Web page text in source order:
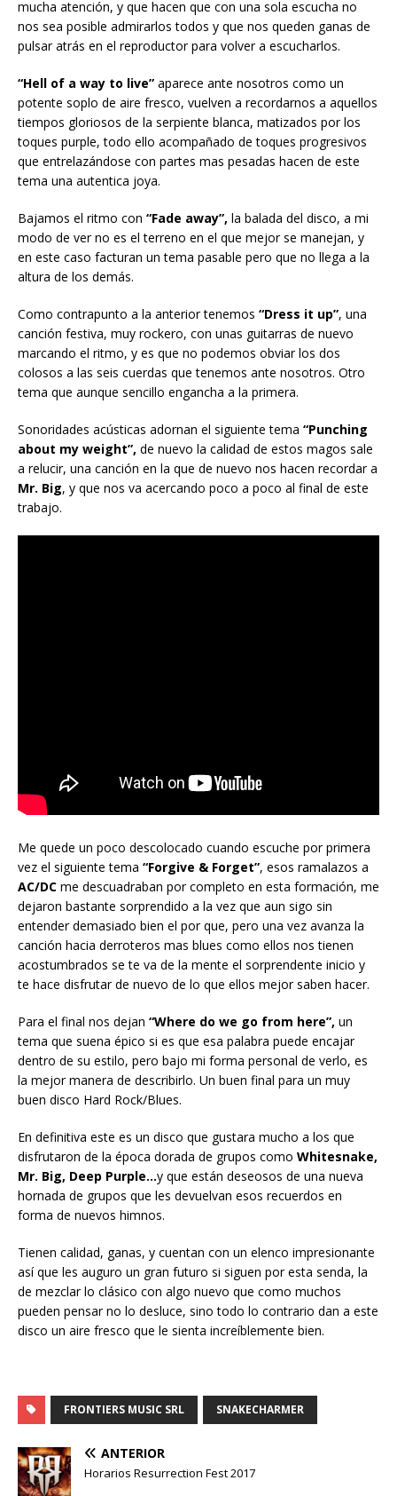
mucha atención, y que hacen que con una sola escucha no
nos sea posible admirarlos todos y que nos queden ganas de
pulsar atrás en el reproductor para volver a escucharlos.
“Hell of a way to live” aparece ante nosotros como un
potente soplo de aire fresco, vuelven a recordarnos a aquellos
tiempos gloriosos de la serpiente blanca, matizados por los
toques purple, todo ello acompañado de toques progresivos
que entrelazándose con partes mas pesadas hacen de este
tema una autentica joya.
Bajamos el ritmo con “Fade away”, la balada del disco, a mi
modo de ver no es el terreno en el que mejor se manejan, y
en este caso facturan un tema pasable pero que no llega a la
altura de los demás.
Como contrapunto a la anterior tenemos “Dress it up”, una
canción festiva, muy rockero, con unas guitarras de nuevo
marcando el ritmo, y es que no podemos obviar los dos
colosos a las seis cuerdas que tenemos ante nosotros. Otro
tema que aunque sencillo engancha a la primera.
Sonoridades acústicas adornan el siguiente tema “Punching
about my weight”, de nuevo la calidad de estos magos sale
a relucir, una canción en la que de nuevo nos hacen recordar a
Mr. Big, y que nos va acercando poco a poco al final de este
trabajo.
Me quede un poco descolocado cuando escuche por primera
vez el siguiente tema “Forgive & Forget”, esos ramalazos a
AC/DC me descuadraban por completo en esta formación, me
dejaron bastante sorprendido a la vez que aun sigo sin
entender demasiado bien el por que, pero una vez avanza la
canción hacia derroteros mas blues como ellos nos tienen
acostumbrados se te va de la mente el sorprendente inicio y
te hace disfrutar de nuevo de lo que ellos mejor saben hacer.
Para el final nos dejan “Where do we go from here”, un
tema que suena épico si es que esa palabra puede encajar
dentro de su estilo, pero bajo mi forma personal de verlo, es
la mejor manera de describirlo. Un buen final para un muy
buen disco Hard Rock/Blues.
En definitiva este es un disco que gustara mucho a los que
disfrutaron de la época dorada de grupos como Whitesnake,
Mr. Big, Deep Purple…y que están deseosos de una nueva
hornada de grupos que les devuelvan esos recuerdos en
forma de nuevos himnos.
Tienen calidad, ganas, y cuentan con un elenco impresionante
así que les auguro un gran futuro si siguen por esta senda, la
de mezclar lo clásico con algo nuevo que como muchos
pueden pensar no lo desluce, sino todo lo contrario dan a este
disco un aire fresco que le sienta increíblemente bien.
FRONTIERS MUSIC SRL SNAKECHARMER
ANTERIOR
Horarios Resurrection Fest 2017